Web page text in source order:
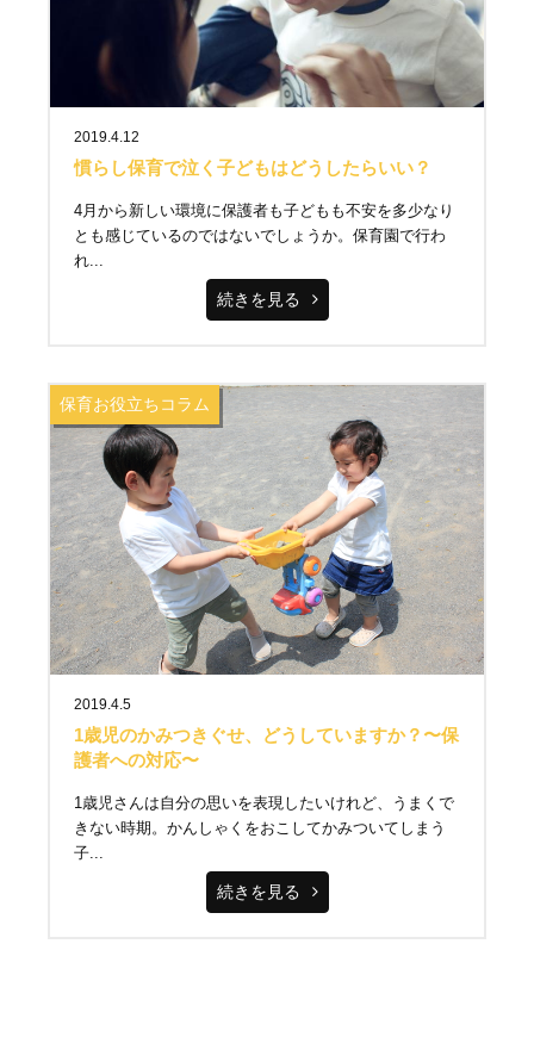
2019.4.12
慣らし保育で泣く子どもはどうしたらいい？
4月から新しい環境に保護者も子どもも不安を多少なり
とも感じているのではないでしょうか。保育園で行わ
れ...
続きを見る
2019.4.5
1歳児のかみつきぐせ、どうしていますか？〜保
護者への対応〜
1歳児さんは自分の思いを表現したいけれど、うまくで
きない時期。かんしゃくをおこしてかみついてしまう
子...
続きを見る
保育お役立ちコラム